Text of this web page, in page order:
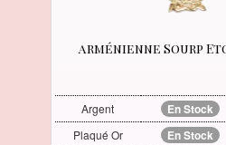
arménienne Sourp
Argent En Stock
Plaqué Or
En Stock